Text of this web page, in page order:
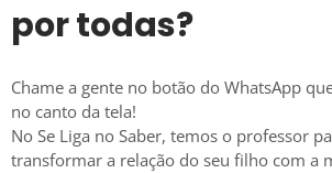
por todas?
Chame a gente no botão do WhatsApp
no canto da tela!
No Se Liga no Saber, temos o professor
transformar a relação do seu filho com a